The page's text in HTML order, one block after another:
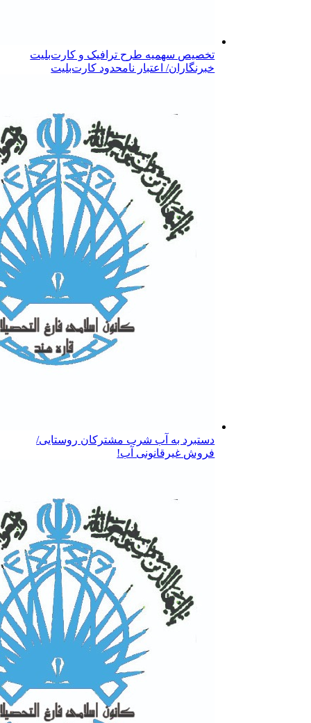
تخصیص سهمیه طرح ترافیک و کارت‌بلیت
خبرنگاران/ اعتبار نامحدود کارت‌بلیت
دستبرد به آب شرب مشترکان روستایی/
فروش غیرقانونی آب!